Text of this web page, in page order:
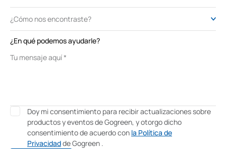
¿En qué podemos ayudarle?
Doy mi consentimiento para recibir actualizaciones sobre
productos y eventos de Gogreen, y otorgo dicho
consentimiento de acuerdo con la Política de
Privacidadde Gogreen .